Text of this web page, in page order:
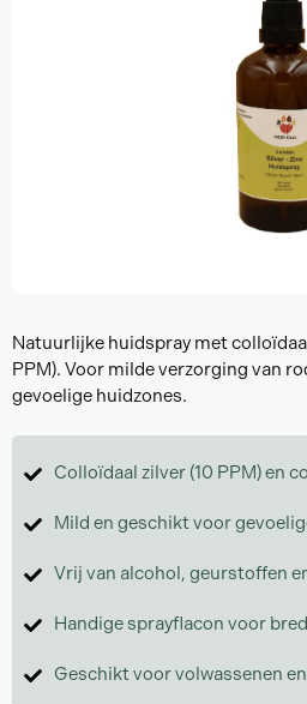
Natuurlijke huidspray met
PPM). Voor milde verzorging van
gevoelige huidzones.
Colloïdaal zilver (10 PPM) en
Mild en geschikt voor
Vrij van alcohol, geurstoffen
Handige sprayflacon voor
Geschikt voor volwassenen